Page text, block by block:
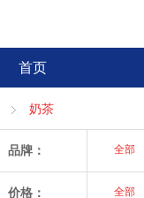
首页
奶茶
品牌： 全部
价格： 全部